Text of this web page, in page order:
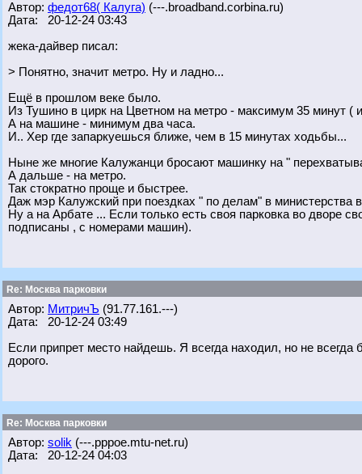
Автор: федот68( Калуга) (---.broadband.corbina.ru)
Дата: 20-12-24 03:43
жека-дайвер писал:
> Понятно, значит метро. Ну и ладно...
Ещё в прошлом веке было.
Из Тушино в цирк на Цветном на метро - максимум 35 минут (
А на машине - минимум два часа.
И.. Хер где запаркуешься ближе, чем в 15 минутах ходьбы...
Ныне же многие Калужанци бросают машинку на "
А дальше - на метро.
Так стократно проще и быстрее.
Даж мэр Калужский при поездках " по делам" в министерства
Ну а на Арбате ... Если только есть своя парковка во дворе
подписаны , с номерами машин).
Re: Москва парковки
Автор: МитричЪ (91.77.161.---)
Дата: 20-12-24 03:49
Если припрет место найдешь. Я всегда находил, но не
дорого.
Re: Москва парковки
Автор: solik (---.pppoe.mtu-net.ru)
Дата: 20-12-24 04:03